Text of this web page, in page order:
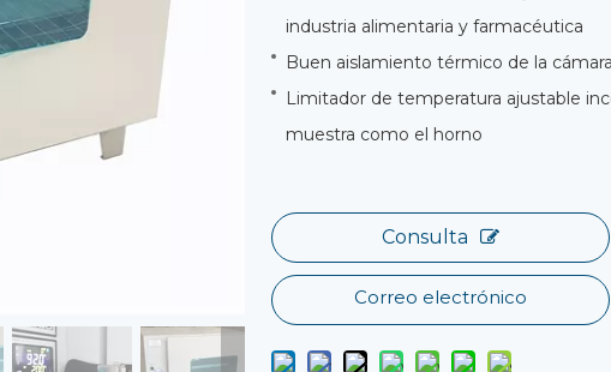
industria alimentaria y farmacéutica
Buen aislamiento térmico de la
Limitador de temperatura ajustable
muestra como el horno
Consulta
Correo electrónico